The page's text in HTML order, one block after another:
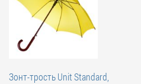
Зонт-трость Unit Standard,